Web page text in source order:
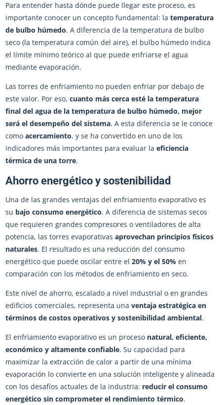
Para entender hasta dónde puede llegar este proceso, es
importante conocer un concepto fundamental: latemperatura
de bulbo húmedo. A diferencia de la temperatura de bulbo
seco (la temperatura común del aire), el bulbo húmedo indica
el límite mínimo teórico al que puede enfriarse el agua
mediante evaporación.
Las torres de enfriamiento no pueden enfriar por debajo de
este valor. Por eso,cuanto más cerca esté la temperatura
final del agua de la temperatura de bulbo húmedo, mejor
será el desempeño del sistema. A esta diferencia se le conoce
comoacercamiento, y se ha convertido en uno de los
indicadores más importantes para evaluar laeficiencia
térmica de una torre.
Ahorro energético y sostenibilidad
Una de las grandes ventajas del enfriamiento evaporativo es
su bajo consumo energético. A diferencia de sistemas secos
que requieren grandes compresores o ventiladores de alta
potencia, las torres evaporativasaprovechan principios físicos
naturales. El resultado es una reducción del consumo
energético que puede oscilar entre el20% y el 50% en
comparación con los métodos de enfriamiento en seco.
Este nivel de ahorro, escalado a nivel industrial o en grandes
edificios comerciales, representa unaventaja estratégica en
términos de costos operativos y sostenibilidad ambiental.
El enfriamiento evaporativo es un proceso natural, eficiente,
económico y altamente confiable. Su capacidad para
maximizar la extracción de calor a partir de una mínima
evaporación lo convierte en una solución inteligente y alineada
con los desafíos actuales de la industria: reducir el consumo
energético sin comprometer el rendimiento térmico.